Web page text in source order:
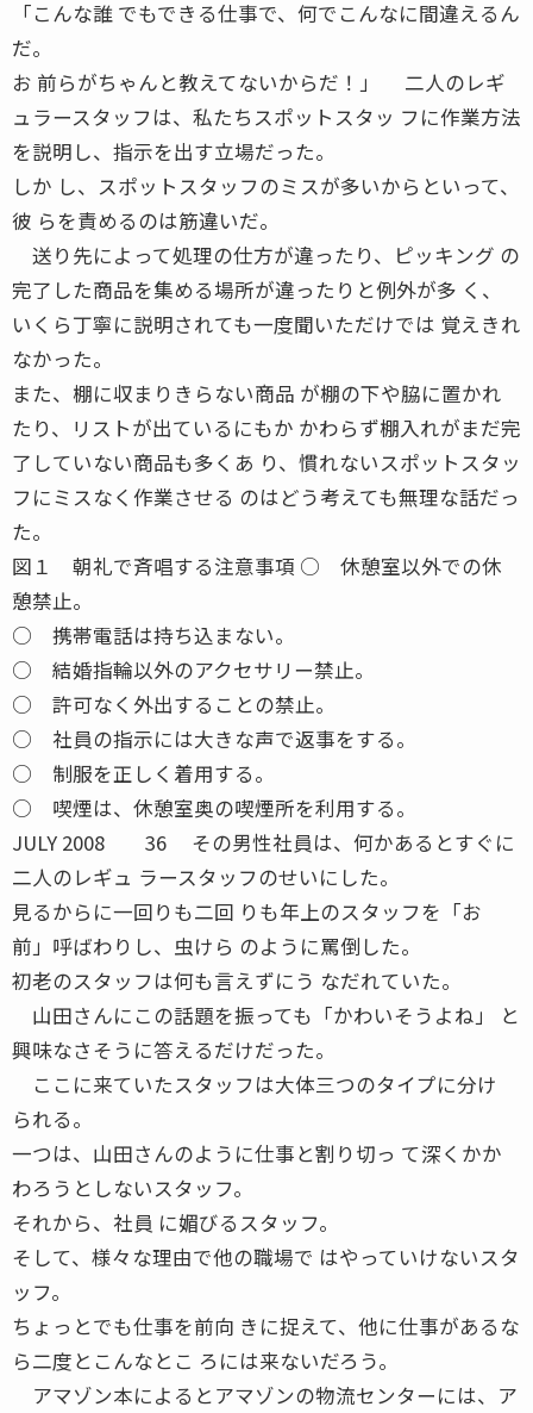
「こんな誰 でもできる仕事で、何でこんなに間違えるん
だ。
お 前らがちゃんと教えてないからだ！」 二人のレギ
ュラースタッフは、私たちスポットスタッ フに作業方法
を説明し、指示を出す立場だった。
しか し、スポットスタッフのミスが多いからといって、
彼 らを責めるのは筋違いだ。
送り先によって処理の仕方が違ったり、ピッキング の
完了した商品を集める場所が違ったりと例外が多 く、
いくら丁寧に説明されても一度聞いただけでは 覚えきれ
なかった。
また、棚に収まりきらない商品 が棚の下や脇に置かれ
たり、リストが出ているにもか かわらず棚入れがまだ完
了していない商品も多くあ り、慣れないスポットスタッ
フにミスなく作業させる のはどう考えても無理な話だっ
た。
図１ 朝礼で斉唱する注意事項 ○ 休憩室以外での休
憩禁止。
○ 携帯電話は持ち込まない。
○ 結婚指輪以外のアクセサリー禁止。
○ 許可なく外出することの禁止。
○ 社員の指示には大きな声で返事をする。
○ 制服を正しく着用する。
○ 喫煙は、休憩室奥の喫煙所を利用する。
JULY 2008 36 その男性社員は、何かあるとすぐに
二人のレギュ ラースタッフのせいにした。
見るからに一回りも二回 りも年上のスタッフを「お
前」呼ばわりし、虫けら のように罵倒した。
初老のスタッフは何も言えずにう なだれていた。
山田さんにこの話題を振っても「かわいそうよね」 と
興味なさそうに答えるだけだった。
ここに来ていたスタッフは大体三つのタイプに分け
られる。
一つは、山田さんのように仕事と割り切っ て深くかか
わろうとしないスタッフ。
それから、社員 に媚びるスタッフ。
そして、様々な理由で他の職場で はやっていけないスタ
ッフ。
ちょっとでも仕事を前向 きに捉えて、他に仕事があるな
ら二度とこんなとこ ろには来ないだろう。
アマゾン本によるとアマゾンの物流センターには、ア